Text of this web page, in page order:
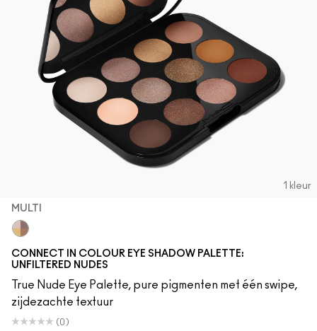
1 kleur
MULTI
CONNECT IN COLOUR EYE SHADOW PALETTE:
UNFILTERED NUDES
True Nude Eye Palette, pure pigmenten met één swipe,
zijdezachte textuur
(0)